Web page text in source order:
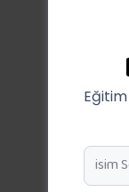
Adınız